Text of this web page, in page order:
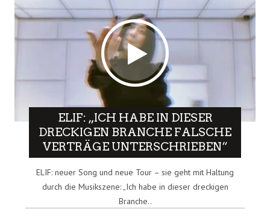
ELIF: „ICH HABE IN DIESER
DRECKIGEN BRANCHE FALSCHE
VERTRÄGE UNTERSCHRIEBEN“
ELIF: neuer Song und neue Tour – sie geht mit Haltung
durch die Musikszene: „Ich habe in dieser dreckigen
Branche..